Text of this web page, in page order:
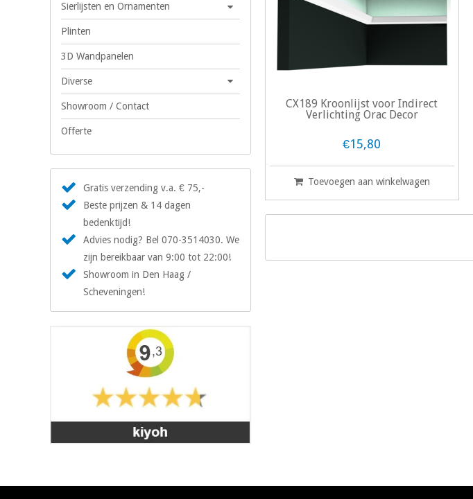
CX189 Kroonlijst voor Indirect
Verlichting Orac Decor
€15,80
Toevoegen aan winkelwagen
Sierlijsten en Ornamenten
Plinten
3D Wandpanelen
Diverse
Showroom / Contact
Offerte
Gratis verzending v.a. € 75,-
Beste prijzen & 14 dagen
bedenktijd!
Advies nodig? Bel 070-3514030. We
zijn bereikbaar van 9:00 tot 22:00!
Showroom in Den Haag /
Scheveningen!